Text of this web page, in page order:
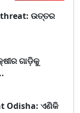
threat: ଉତ୍ତର
ଗାଡ଼ିକୁ
Odisha: ଏଣିକି